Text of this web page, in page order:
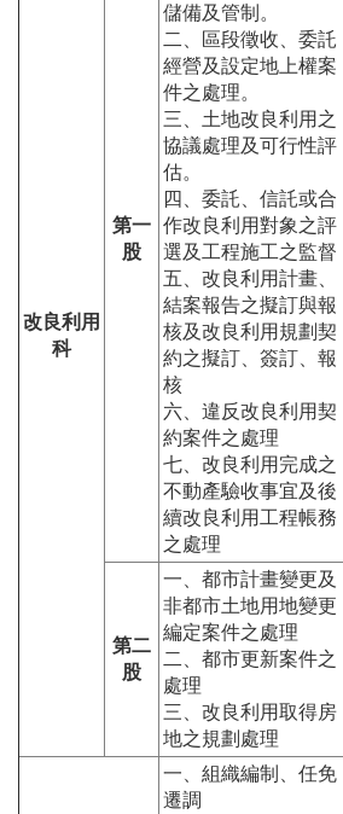
改良利用
科
第一
股
儲備及管制。
二、區段徵收、委託
經營及設定地上權案
件之處理。
三、土地改良利用之
協議處理及可行性評
估。
四、委託、信託或合
作改良利用對象之評
選及工程施工之監督
五、改良利用計畫、
結案報告之擬訂與報
核及改良利用規劃契
約之擬訂、簽訂、報
核
六、違反改良利用契
約案件之處理
七、改良利用完成之
不動產驗收事宜及後
續改良利用工程帳務
之處理
第二
股
一、都市計畫變更及
非都市土地用地變更
編定案件之處理
二、都市更新案件之
處理
三、改良利用取得房
地之規劃處理
一、組織編制、任免
遷調